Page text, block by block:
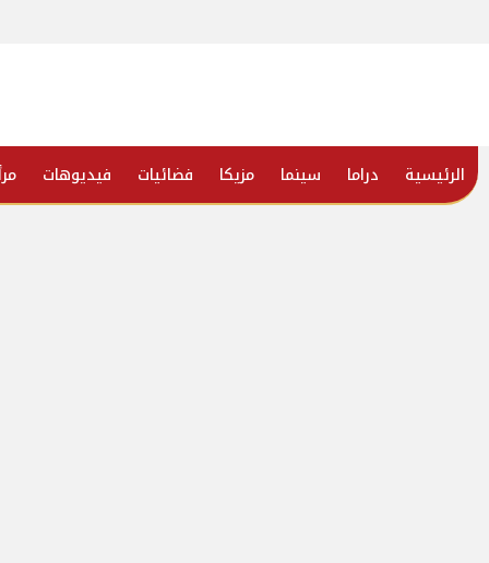
الرئيسية دراما سينما مزيكا فضائيات فيديوهات